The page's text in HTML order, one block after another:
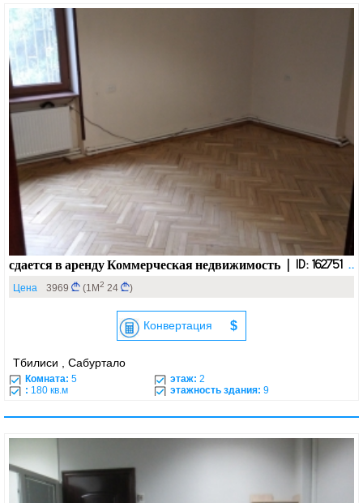
сдается в аренду Коммерческая недвижимость | ID: 162751 ..
Цена 3969 (1М2 24 )
Конвертация $
Тбилиси , Сабуртало
Комната: 5 этаж: 2
: 180 кв.м этажность здания: 9